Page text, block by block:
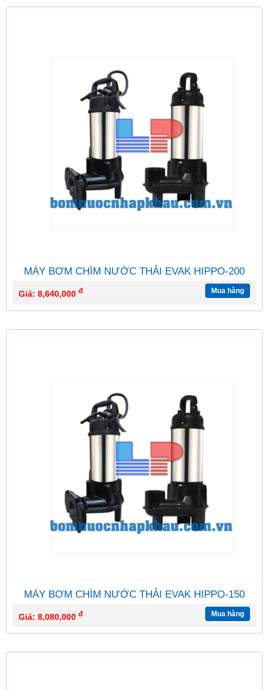
MÁY BƠM CHÌM NƯỚC THẢI EVAK HIPPO-200
Giá: 8,640,000 đ Mua hàng
MÁY BƠM CHÌM NƯỚC THẢI EVAK HIPPO-150
Giá: 8,080,000 đ Mua hàng